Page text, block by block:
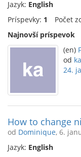
Jazyk: English
Príspevky: 1 Počet
Najnovší príspevok
(en)
od
24.
How to change
od Dominique, 6.
Jazyk: English